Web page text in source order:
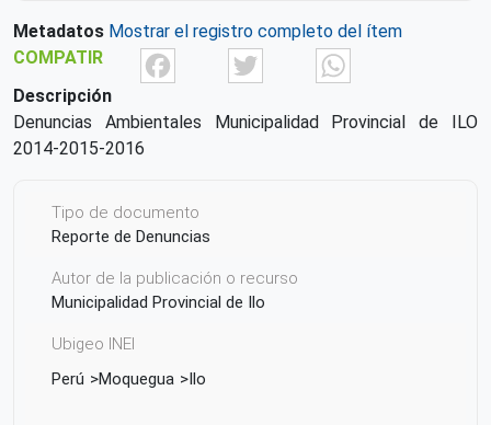
Metadatos Mostrar el registro completo del ítem
COMPATIR
FacebookTwitter
Descripción
Denuncias Ambientales Municipalidad Provincial de ILO
2014-2015-2016
Tipo de documento
Reporte de Denuncias
Autor de la publicación o recurso
Municipalidad Provincial de Ilo
Ubigeo INEI
Perú
Moquegua Ilo